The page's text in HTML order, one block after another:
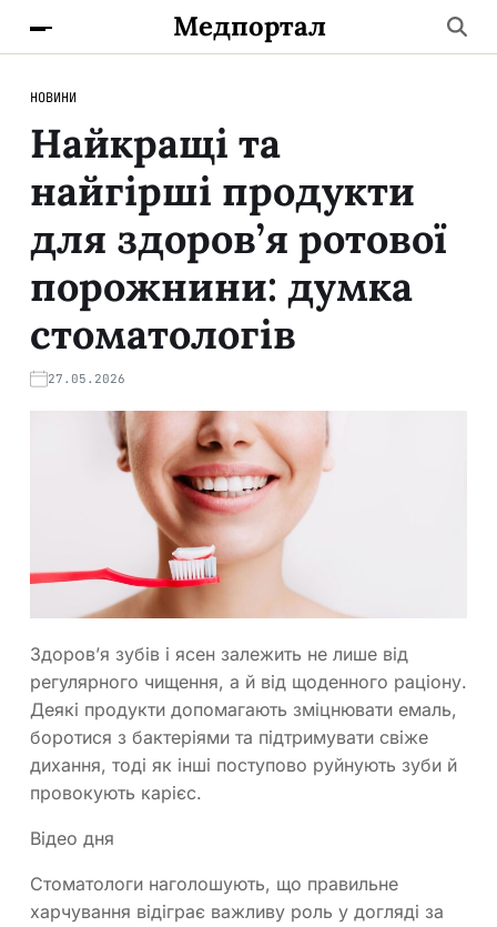
Медпортал
НОВИНИ
Найкращі та
найгірші продукти
для здоров’я ротової
порожнини: думка
стоматологів
27.05.2026
Здоров’я зубів і ясен залежить не лише від
регулярного чищення, а й від щоденного раціону.
Деякі продукти допомагають зміцнювати емаль,
боротися з бактеріями та підтримувати свіже
дихання, тоді як інші поступово руйнують зуби й
провокують карієс.
Відео дня
Стоматологи наголошують, що правильне
харчування відіграє важливу роль у догляді за